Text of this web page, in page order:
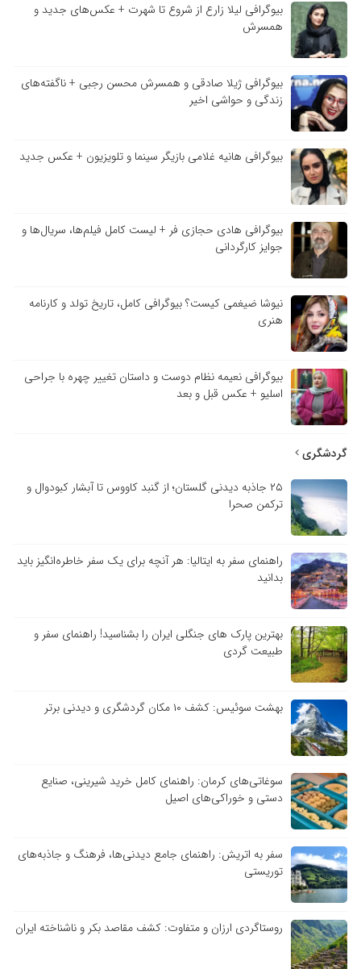
بیوگرافی لیلا زارع از شروع تا شهرت + عکس‌های جدید و
همسرش
بیوگرافی ژیلا صادقی و همسرش محسن رجبی + ناگفته‌های
زندگی و حواشی اخیر
بیوگرافی هانیه غلامی بازیگر سینما و تلویزیون + عکس جدید
بیوگرافی هادی حجازی فر + لیست کامل فیلم‌ها، سریال‌ها و
جوایز کارگردانی
نیوشا ضیغمی کیست؟ بیوگرافی کامل، تاریخ تولد و کارنامه
هنری
بیوگرافی نعیمه نظام دوست و داستان تغییر چهره با جراحی
اسلیو + عکس قبل و بعد
گردشگری
۲۵ جاذبه دیدنی گلستان؛ از گنبد کاووس تا آبشار کبودوال و
ترکمن صحرا
راهنمای سفر به ایتالیا: هر آنچه برای یک سفر خاطره‌انگیز باید
بدانید
بهترین پارک های جنگلی ایران را بشناسید! راهنمای سفر و
طبیعت گردی
بهشت سوئیس: کشف ۱۰ مکان گردشگری و دیدنی برتر
سوغاتی‌های کرمان: راهنمای کامل خرید شیرینی، صنایع
دستی و خوراکی‌های اصیل
سفر به اتریش: راهنمای جامع دیدنی‌ها، فرهنگ و جاذبه‌های
توریستی
روستاگردی ارزان و متفاوت: کشف مقاصد بکر و ناشناخته ایران